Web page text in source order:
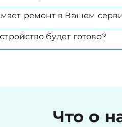
ремонт в Вашем
будет готово?
Что о